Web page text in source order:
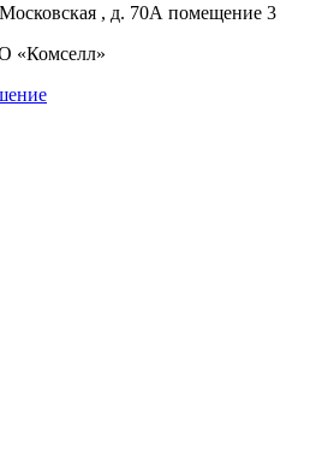
, д. 70А помещение 3
«Комселл»